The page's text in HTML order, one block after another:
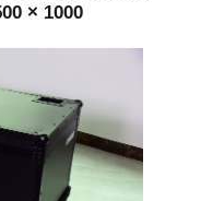
× 1000